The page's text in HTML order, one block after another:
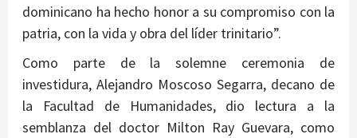
dominicano ha hecho honor a su compromiso con la
patria, con la vida y obra del líder trinitario”.
Como parte de la solemne ceremonia de
investidura, Alejandro Moscoso Segarra, decano de
la Facultad de Humanidades, dio lectura a la
semblanza del doctor Milton Ray Guevara, como